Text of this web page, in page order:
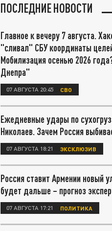
ПОСЛЕДНИЕ НОВОСТИ
Главное к вечеру 7 августа.
"сливал" СБУ координаты
Мобилизация осенью 2026
Днепра"
07 АВГУСТА 20:45 СВО
Ежедневные удары по
Николаев. Зачем Россия
07 АВГУСТА 18:21 ЭКСКЛЮЗИВ
Россия ставит Армении новый
будет дальше – прогноз
07 АВГУСТА 17:21 ПОЛИТИКА